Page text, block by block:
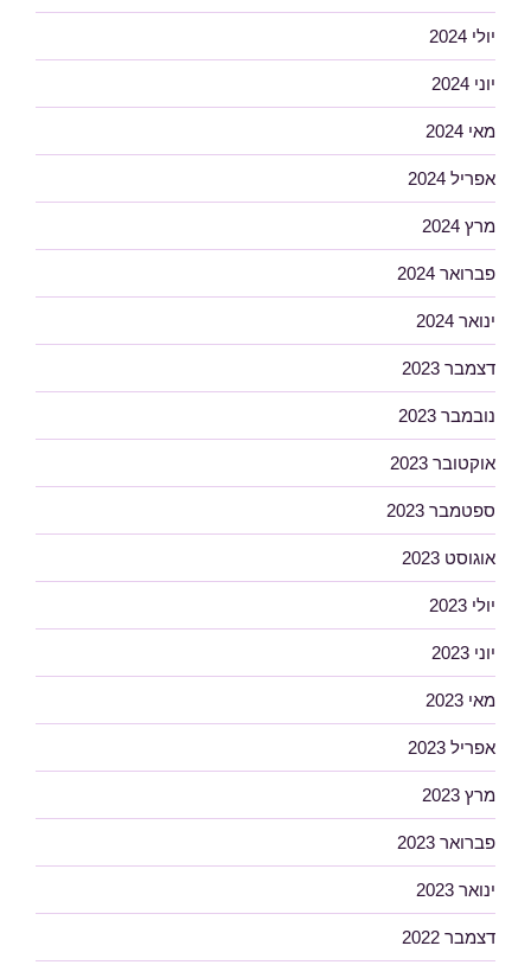
יולי 2024
יוני 2024
מאי 2024
אפריל 2024
מרץ 2024
פברואר 2024
ינואר 2024
דצמבר 2023
נובמבר 2023
אוקטובר 2023
ספטמבר 2023
אוגוסט 2023
יולי 2023
יוני 2023
מאי 2023
אפריל 2023
מרץ 2023
פברואר 2023
ינואר 2023
דצמבר 2022